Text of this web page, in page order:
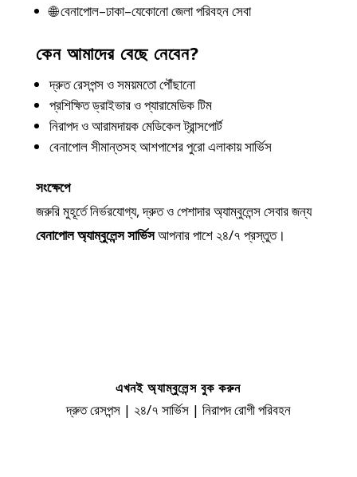
🌐 বেনাপোল–ঢাকা–যেকোনো জেলা পরিবহন সেবা
কেন আমাদের বেছে নেবেন?
দ্রুত রেসপন্স ও সময়মতো পৌঁছানো
প্রশিক্ষিত ড্রাইভার ও প্যারামেডিক টিম
নিরাপদ ও আরামদায়ক মেডিকেল ট্রান্সপোর্ট
বেনাপোল সীমান্তসহ আশপাশের পুরো এলাকায় সার্ভিস
সংক্ষেপে
জরুরি মুহূর্তে নির্ভরযোগ্য, দ্রুত ও পেশাদার অ্যাম্বুলেন্স সেবার জন্য
বেনাপোল অ্যাম্বুলেন্স সার্ভিসআপনার পাশে ২৪/৭ প্রস্তুত।
এখনই অ্যাম্বুলেন্স বুক করুন
দ্রুত রেসপন্স | ২৪/৭ সার্ভিস | নিরাপদ রোগী পরিবহন